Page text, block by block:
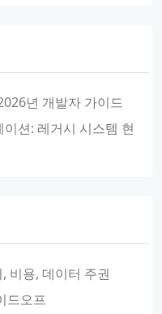
년 개발자 가이드
션: 레거시 시스템 현
비용, 데이터 주권
드오프